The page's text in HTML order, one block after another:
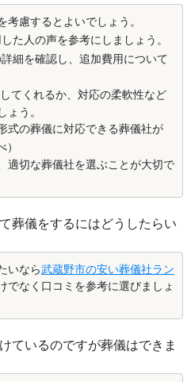
慮するとよいでしょう。
た人の声を参考にしましょう。
細を確認し、追加費用について
てくれるか、対応の柔軟性など
う。
式の葬儀に対応できる葬儀社が
適切な葬儀社を選ぶことが大切で
葬儀をするにはどうしたらい
いなら武蔵野市の安い葬儀社ラン
でなく口コミを参考に選びましょ
ているのですが葬儀はできま